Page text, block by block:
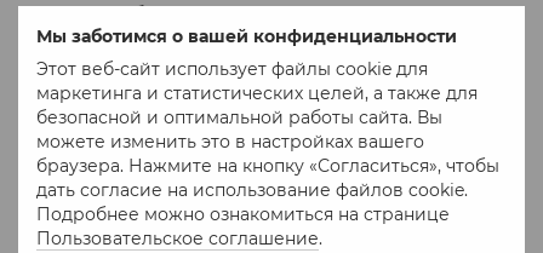
Мы заботимся о вашей конфиденциальности
Этот веб-сайт использует файлы cookie для
маркетинга и статистических целей, а также для
безопасной и оптимальной работы сайта. Вы
можете изменить это в настройках вашего
браузера. Нажмите на кнопку «Согласиться», чтобы
дать согласие на использование файлов cookie.
Подробнее можно ознакомиться на странице
Пользовательское соглашение.
В избранное К сравнению